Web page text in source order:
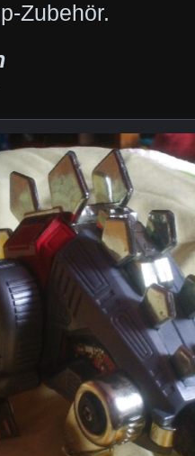
Zubehör.